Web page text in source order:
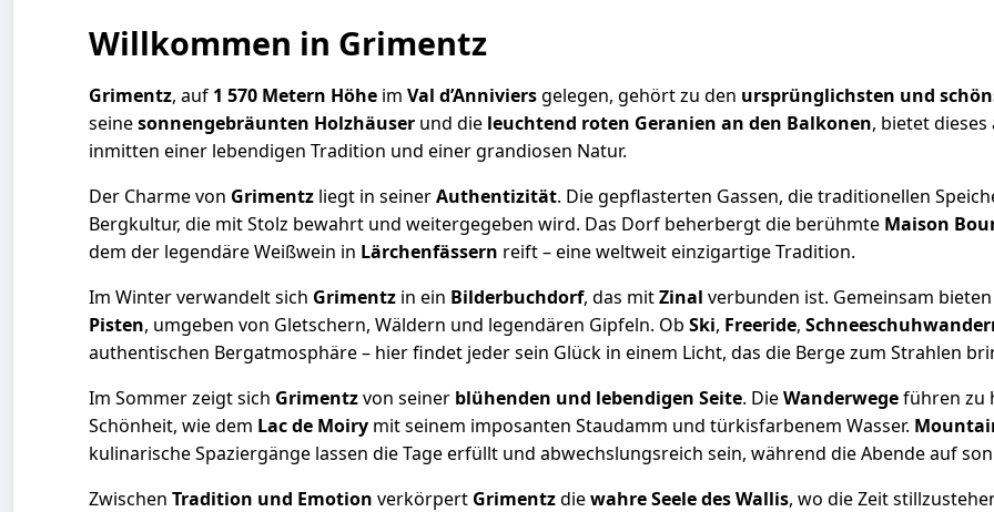
Willkommen in Grimentz
Grimentz, auf 1 570 Metern Höhe im Val d’Anniviersgelegen, gehört zu den ursprünglichsten und
seinesonnengebräunten Holzhäuser und die leuchtend roten Geranien an den Balkonen, bietet dieses
inmitten einer lebendigen Tradition und einer grandiosen Natur.
Der Charme von Grimentz liegt in seinerAuthentizität. Die gepflasterten Gassen, die traditionellen
Bergkultur, die mit Stolz bewahrt und weitergegeben wird. Das Dorf beherbergt die berühmte Maison
dem der legendäre Weißwein in Lärchenfässern reift – eine weltweit einzigartige Tradition.
Im Winter verwandelt sich Grimentz in ein Bilderbuchdorf, das mitZinal verbunden ist. Gemeinsam
Pisten, umgeben von Gletschern, Wäldern und legendären Gipfeln. Ob Ski, Freeride,
authentischen Bergatmosphäre – hier findet jeder sein Glück in einem Licht, das die Berge zum Strahlen
Im Sommer zeigt sich Grimentzvon seiner blühenden und lebendigen Seite. DieWanderwegeführen zu
Schönheit, wie dem Lac de Moiry mit seinem imposanten Staudamm und türkisfarbenem Wasser.
kulinarische Spaziergänge lassen die Tage erfüllt und abwechslungsreich sein, während die Abende auf
Zwischen Tradition und Emotion verkörpert Grimentzdiewahre Seele des Wallis, wo die Zeit